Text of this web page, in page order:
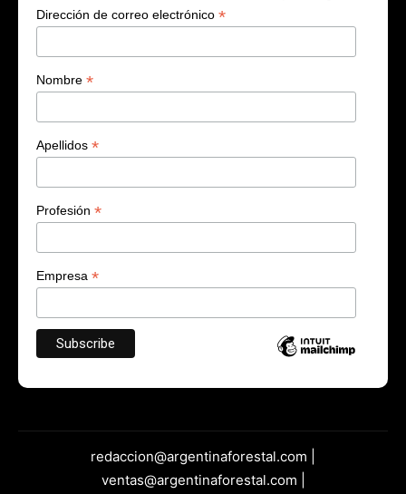
Dirección de correo electrónico *
Nombre *
Apellidos *
Profesión *
Empresa *
redaccion@argentinaforestal.com |
ventas@argentinaforestal.com |